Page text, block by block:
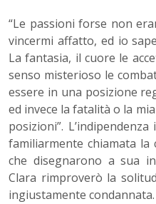
“Le passioni forse non
vincermi affatto, ed io
La fantasia, il cuore le
senso misterioso le
essere in una posizione
ed invece la fatalità o la
posizioni”.
familiarmente chiamata la
che disegnarono a sua
Clara rimproverò la
ingiustamente condannata.